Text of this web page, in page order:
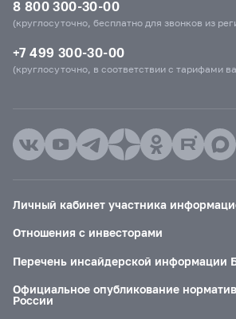
8 800 300-30-00
(круглосуточно, бесплатно для звонков из
+7 499 300-30-00
(круглосуточно, в соответствии с тарифами
Личный кабинет участника
Отношения с инвесторами
Перечень инсайдерской информации
Официальное опубликование
России